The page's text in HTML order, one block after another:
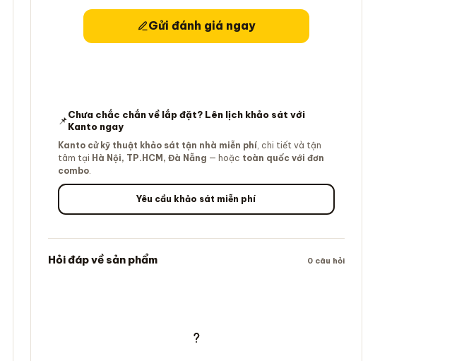
Gửi đánh giá ngay
📌Chưa chắc chắn về lắp đặt? Lên lịch khảo sát với
Kanto ngay
Kanto cử kỹ thuật khảo sát tận nhà miễn phí, chi tiết và tận
tâm tại Hà Nội, TP.HCM, Đà Nẵng — hoặc toàn quốc với đơn
combo.
Yêu cầu khảo sát miễn phí
Hỏi đáp về sản phẩm 0 câu hỏi